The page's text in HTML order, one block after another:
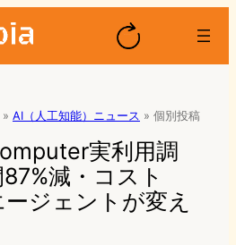
» AI（人工知能）ニュース » 個別投稿
実利用調
減・コスト
ジェントが変え